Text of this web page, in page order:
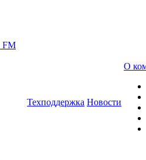
FM
Техподдержка Новости
О